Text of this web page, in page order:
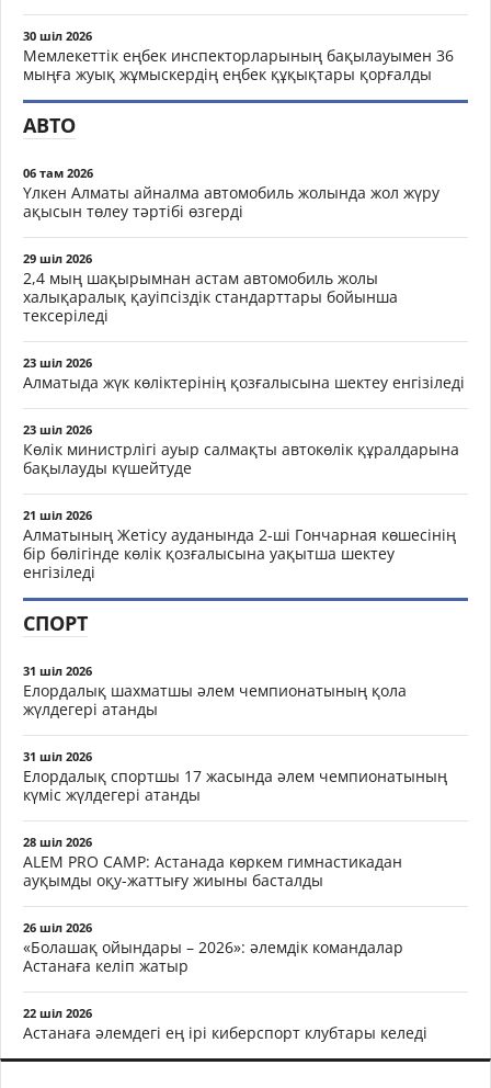
30 шіл 2026
Мемлекеттік еңбек инспекторларының бақылауымен 36
мыңға жуық жұмыскердің еңбек құқықтары қорғалды
АВТО
06 там 2026
Үлкен Алматы айналма автомобиль жолында жол жүру
ақысын төлеу тәртібі өзгерді
29 шіл 2026
2,4 мың шақырымнан астам автомобиль жолы
халықаралық қауіпсіздік стандарттары бойынша
тексеріледі
23 шіл 2026
Алматыда жүк көліктерінің қозғалысына шектеу енгізіледі
23 шіл 2026
Көлік министрлігі ауыр салмақты автокөлік құралдарына
бақылауды күшейтуде
21 шіл 2026
Алматының Жетісу ауданында 2-ші Гончарная көшесінің
бір бөлігінде көлік қозғалысына уақытша шектеу
енгізіледі
СПОРТ
31 шіл 2026
Елордалық шахматшы әлем чемпионатының қола
жүлдегері атанды
31 шіл 2026
Елордалық спортшы 17 жасында әлем чемпионатының
күміс жүлдегері атанды
28 шіл 2026
ALEM PRO CAMP: Астанада көркем гимнастикадан
ауқымды оқу-жаттығу жиыны басталды
26 шіл 2026
«Болашақ ойындары – 2026»: әлемдік командалар
Астанаға келіп жатыр
22 шіл 2026
Астанаға әлемдегі ең ірі киберспорт клубтары келеді